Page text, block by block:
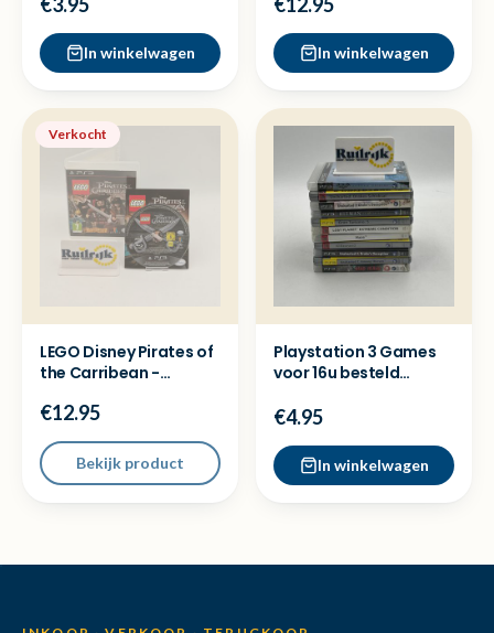
verzonden
In winkelwagen In winkelwagen
Verkocht
LEGO Disney Pirates of
the Carribean -
€12.95
Bekijk product
Playstation 3 Games
voor 16u besteld
verzonden
€4.95
In winkelwagen